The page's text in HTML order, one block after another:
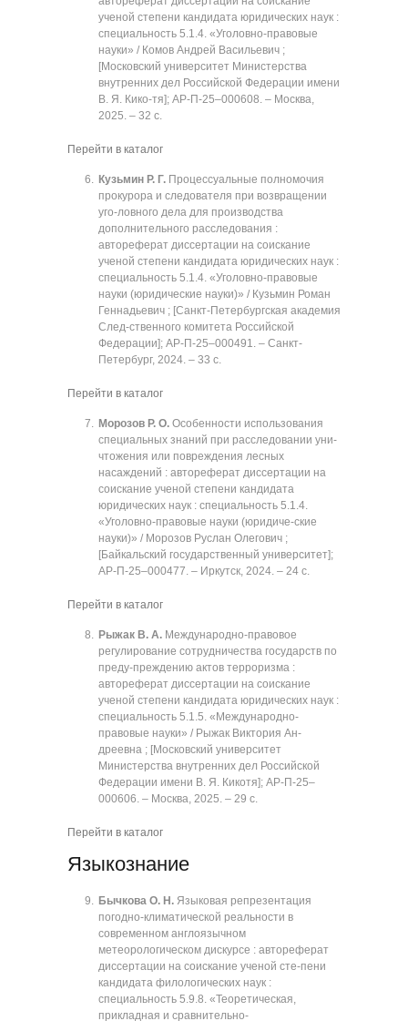
ученой степени кандидата юридических наук :
специальность 5.1.4. «Уголовно-правовые
науки» / Комов Андрей Васильевич ;
[Московский университет Министерства
внутренних дел Российской Федерации имени
В. Я. Кико-тя]; АР-П-25‒000608. ‒ Москва,
2025. ‒ 32 с.
Перейти в каталог
Кузьмин Р. Г. Процессуальные полномочия
прокурора и следователя при возвращении
уго-ловного дела для производства
дополнительного расследования :
автореферат диссертации на соискание
ученой степени кандидата юридических наук :
специальность 5.1.4. «Уголовно-правовые
науки (юридические науки)» / Кузьмин Роман
Геннадьевич ; [Санкт-Петербургская академия
След-ственного комитета Российской
Федерации]; АР-П-25‒000491. ‒ Санкт-
Петербург, 2024. ‒ 33 с.
Перейти в каталог
Морозов Р. О. Особенности использования
специальных знаний при расследовании уни-
чтожения или повреждения лесных
насаждений : автореферат диссертации на
соискание ученой степени кандидата
юридических наук : специальность 5.1.4.
«Уголовно-правовые науки (юридиче-ские
науки)» / Морозов Руслан Олегович ;
[Байкальский государственный университет];
АР-П-25‒000477. ‒ Иркутск, 2024. ‒ 24 с.
Перейти в каталог
Рыжак В. А. Международно-правовое
регулирование сотрудничества государств по
преду-преждению актов терроризма :
автореферат диссертации на соискание
ученой степени кандидата юридических наук :
специальность 5.1.5. «Международно-
правовые науки» / Рыжак Виктория Ан-
дреевна ; [Московский университет
Министерства внутренних дел Российской
Федерации имени В. Я. Кикотя]; АР-П-25‒
000606. ‒ Москва, 2025. ‒ 29 с.
Перейти в каталог
Языкознание
Бычкова О. Н. Языковая репрезентация
погодно-климатической реальности в
современном англоязычном
метеорологическом дискурсе : автореферат
диссертации на соискание ученой сте-пени
кандидата филологических наук :
специальность 5.9.8. «Теоретическая,
прикладная и сравнительно-